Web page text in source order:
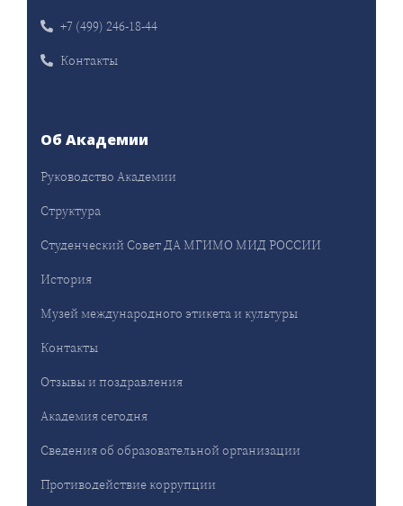
+7 (499) 246-18-44
Контакты
Об Академии
Руководство Академии
Структура
Студенческий Совет ДА МГИМО МИД РОССИИ
История
Музей международного этикета и культуры
Контакты
Отзывы и поздравления
Академия сегодня
Сведения об образовательной организации
Противодействие коррупции